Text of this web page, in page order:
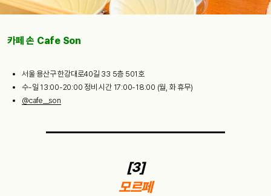
카페 손 Cafe Son
서울 용산구 한강대로40길 33 5층 501호
수-일 13:00-20:00 정비 시간 17:00-18:00 (월, 화 휴무)
@cafe__son
[3]
모르페